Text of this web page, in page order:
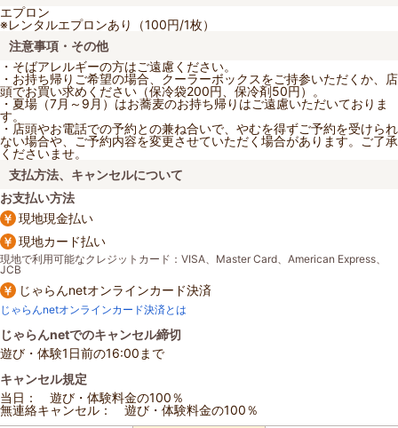
エプロン
※レンタルエプロンあり（100円/1枚）
注意事項・その他
・そばアレルギーの方はご遠慮ください。
・お持ち帰りご希望の場合、クーラーボックスをご持参いただくか、店
頭でお買い求めください（保冷袋200円、保冷剤50円）。
・夏場（7月～9月）はお蕎麦のお持ち帰りはご遠慮いただいておりま
す。
・店頭やお電話での予約との兼ね合いで、やむを得ずご予約を受けられ
ない場合や、ご予約内容を変更させていただく場合があります。ご了承
くださいませ。
支払方法、キャンセルについて
お支払い方法
現地現金払い
現地カード払い
現地で利用可能なクレジットカード：VISA、Master Card、American Express、
JCB
じゃらんnetオンラインカード決済
じゃらんnetオンラインカード決済とは
じゃらんnetでのキャンセル締切
遊び・体験1日前の16:00まで
キャンセル規定
当日： 遊び・体験料金の100％
無連絡キャンセル： 遊び・体験料金の100％